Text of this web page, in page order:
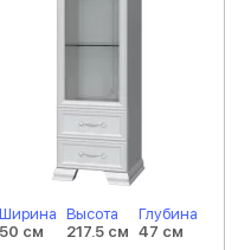
Ширина
50 см
Высота
217.5 см
Глубина
47 см